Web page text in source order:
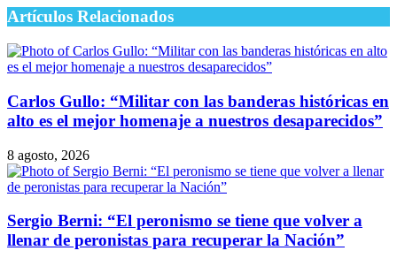
Artículos Relacionados
Carlos Gullo: “Militar con las banderas históricas en
alto es el mejor homenaje a nuestros desaparecidos”
8 agosto, 2026
Sergio Berni: “El peronismo se tiene que volver a
llenar de peronistas para recuperar la Nación”